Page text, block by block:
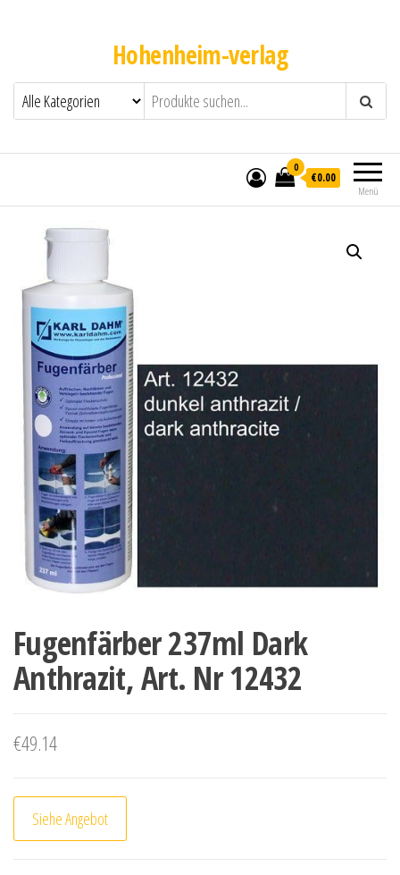
Hohenheim-verlag
Menü
0
€0.00
Fugenfärber 237ml Dark
Anthrazit, Art. Nr 12432
€49.14
Siehe Angebot